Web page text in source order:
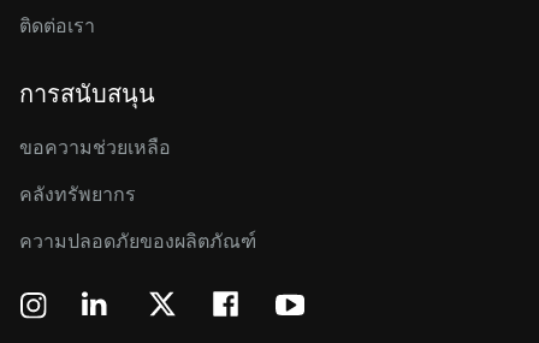
ติดต่อเรา
การสนับสนุน
ขอความช่วยเหลือ
คลังทรัพยากร
ความปลอดภัยของผลิตภัณฑ์